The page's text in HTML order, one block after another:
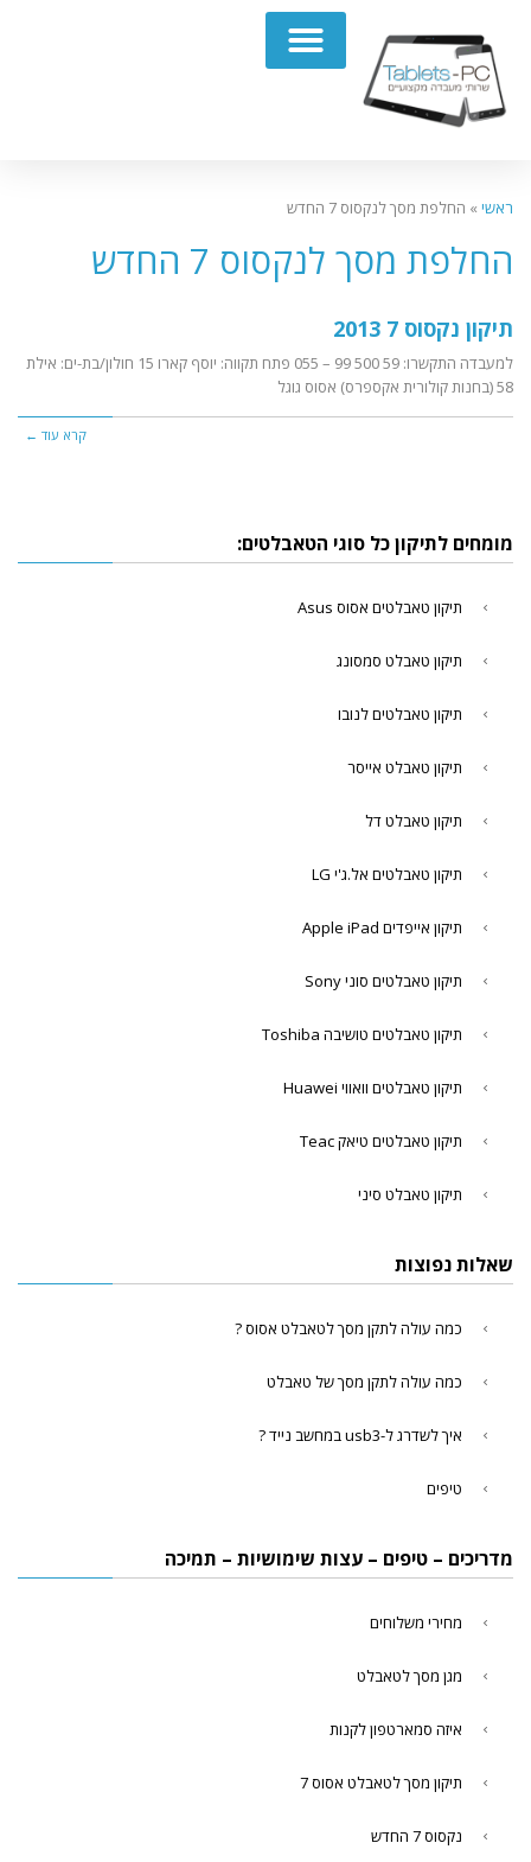
ראשי » החלפת מסך לנקסוס 7 החדש
החלפת מסך לנקסוס 7 החדש
תיקון נקסוס 7 2013
למעבדה התקשרו: 59 500 99 – 055 פתח תקווה: יוסף קארו 15 חולון/בת-ים: אילת
58 (בחנות קולורית אקספרס) אסוס גוגל
קרא עוד ←
מומחים לתיקון כל סוגי הטאבלטים:
תיקון טאבלטים אסוס Asus
תיקון טאבלט סמסונג
תיקון טאבלטים לנובו
תיקון טאבלט אייסר
תיקון טאבלט דל
תיקון טאבלטים אל.ג'י LG
תיקון אייפדים Apple iPad
תיקון טאבלטים סוני Sony
תיקון טאבלטים טושיבה Toshiba
תיקון טאבלטים וואווי Huawei
תיקון טאבלטים טיאק Teac
תיקון טאבלט סיני
שאלות נפוצות
כמה עולה לתקן מסך לטאבלט אסוס ?
כמה עולה לתקן מסך של טאבלט
איך לשדרג ל-usb3 במחשב נייד ?
טיפים
מדריכים – טיפים – עצות שימושיות – תמיכה
מחירי משלוחים
מגן מסך לטאבלט
איזה סמארטפון לקנות
תיקון מסך לטאבלט אסוס 7
נקסוס 7 החדש